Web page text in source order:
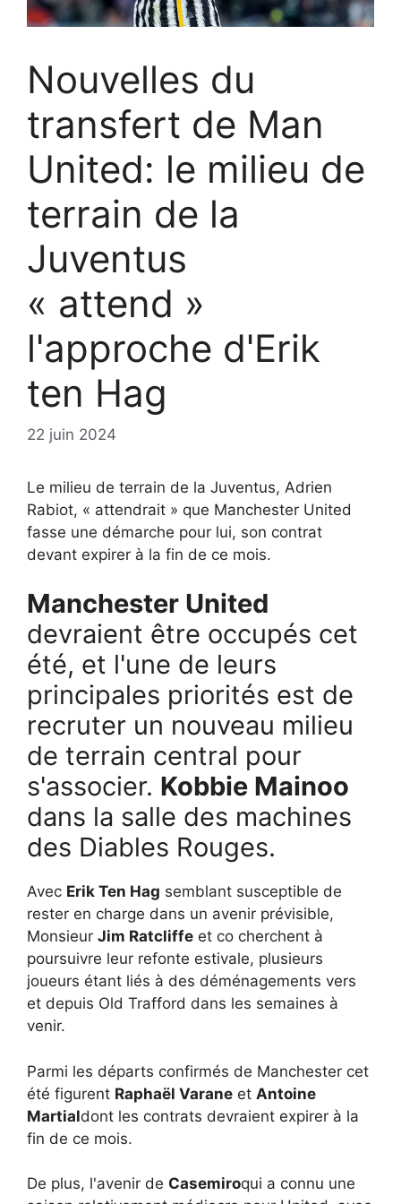
Nouvelles du
transfert de Man
United: le milieu de
terrain de la
Juventus
« attend »
l'approche d'Erik
ten Hag
22 juin 2024
Le milieu de terrain de la Juventus, Adrien
Rabiot, « attendrait » que Manchester United
fasse une démarche pour lui, son contrat
devant expirer à la fin de ce mois.
Manchester United
devraient être occupés cet
été, et l'une de leurs
principales priorités est de
recruter un nouveau milieu
de terrain central pour
s'associer. Kobbie Mainoo
dans la salle des machines
des Diables Rouges.
Avec Erik Ten Hag semblant susceptible de
rester en charge dans un avenir prévisible,
Monsieur Jim Ratcliffe et co cherchent à
poursuivre leur refonte estivale, plusieurs
joueurs étant liés à des déménagements vers
et depuis Old Trafford dans les semaines à
venir.
Parmi les départs confirmés de Manchester cet
été figurent Raphaël Varane et Antoine
Martialdont les contrats devraient expirer à la
fin de ce mois.
De plus, l'avenir de Casemiroqui a connu une